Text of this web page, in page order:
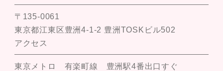
〒135-0061
東京都江東区豊洲4-1-2 豊洲TOSKビル502
アクセス
東京メトロ 有楽町線 豊洲駅4番出口すぐ